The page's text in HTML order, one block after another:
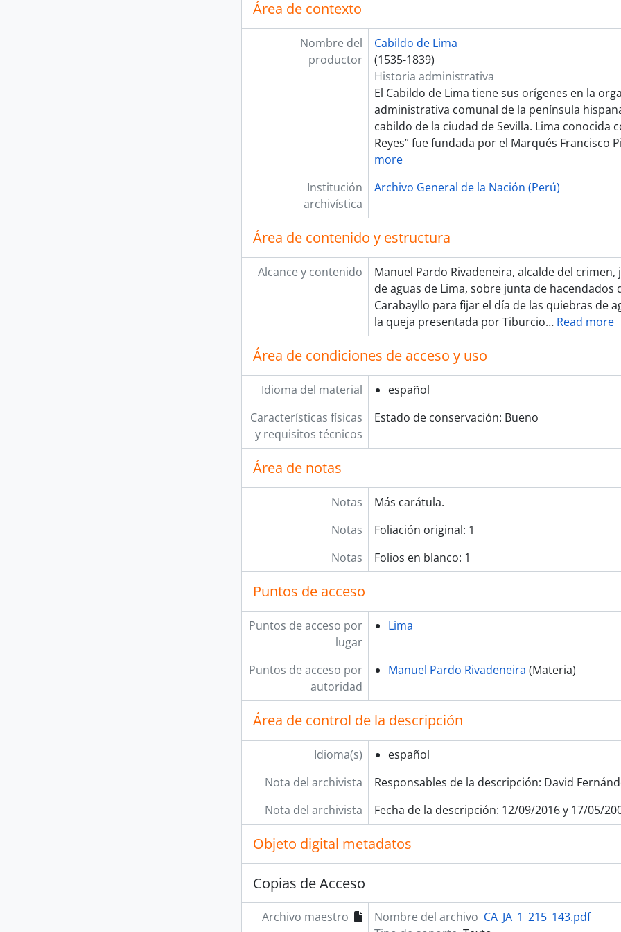
[Unidad documental compuesta] Cuentas
[Unidad documental compuesta]
[Unidad documental simple] Distribución de
[Unidad documental compuesta] Inspección de
[Unidad documental simple] Mantenimiento y
[Unidad documental compuesta]
[Unidad documental simple] Inspección de
[Unidad documental compuesta] Inspección
[Unidad de instalación] CAJA 216
[Unidad de instalación] CAJA 218
[Unidad de instalación] CAJA 219
[Serie] JUDICIAL
[Fondo] REAL AUDIENCIA DE LIMA
[Fondo] RENTA DE CORREOS
[Fondo] GUERRA Y MARINA
[Fondo] TRIBUNAL DE MINERÍA
[Fondo] CORTE SUPERIOR DE JUSTICIA
[Fondo] MINISTERIO DE HACIENDA Y COMERCIO
[Fondo] COMISIÓN NACIONAL DEL SESQUICENTENARIO DE
[Fondo] ARCHIVO AGRARIO
[Agrupación documental] FONDOS FÁCTICOS
[Agrupación documental] PROTOCOLOS NOTARIALES
[Agrupación documental] COLECCIONES
Área de contexto
Nombre del
productor
Cabildo de Lima
(1535-1839)
Historia administrativa
El Cabildo de Lima tiene sus orígenes en la
administrativa comunal de la península
cabildo de la ciudad de Sevilla. Lima conocida
Reyes” fue fundada por el Marqués Francisco
more
Institución
archivística
Archivo General de la Nación (Perú)
Área de contenido y estructura
Alcance y contenido
Manuel Pardo Rivadeneira, alcalde del crimen,
de aguas de Lima, sobre junta de hacendados
Carabayllo para fijar el día de las quiebras de
la queja presentada por Tiburcio… Read more
Área de condiciones de acceso y uso
Idioma del material
español
Características físicas
y requisitos técnicos
Estado de conservación: Bueno
Área de notas
Notas
Más carátula.
Notas
Foliación original: 1
Notas
Folios en blanco: 1
Puntos de acceso
Puntos de acceso por
lugar
Lima
Puntos de acceso por
autoridad
Manuel Pardo Rivadeneira (Materia)
Área de control de la descripción
Idioma(s)
español
Nota del archivista
Responsables de la descripción: David
Nota del archivista
Fecha de la descripción: 12/09/2016 y 17/05/
Objeto digital metadatos
Copias de Acceso
Archivo maestro Nombre del archivo CA_JA_1_215_143.pdf